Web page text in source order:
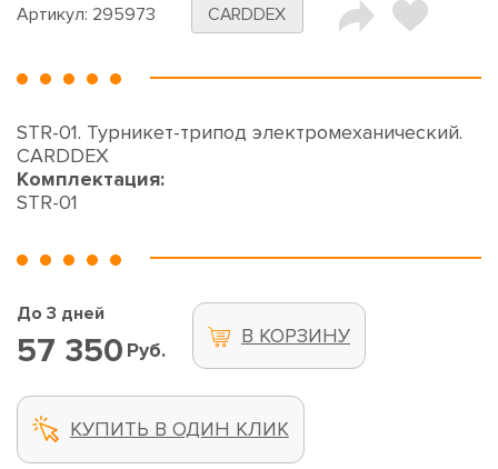
Артикул: 295973 CARDDEX
STR-01. Турникет-трипод электромеханический.
CARDDEX
Комплектация:
STR-01
До 3 дней
57 350 Руб.
В КОРЗИНУ
КУПИТЬ В ОДИН КЛИК